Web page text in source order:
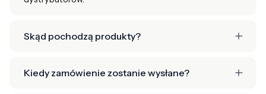
Skąd pochodzą produkty?
Kiedy zamówienie zostanie wysłane?